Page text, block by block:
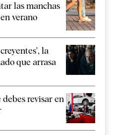
las manchas
verano
la
que arrasa
debes revisar en